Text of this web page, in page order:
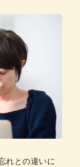
れとの違いに